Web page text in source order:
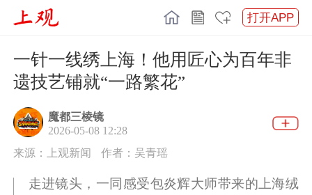
打开APP
一针一线绣上海！他用匠心为百年非
遗技艺铺就“一路繁花”
魔都三棱镜
2026-05-08 12:28
来源：上观新闻
作者：吴青瑶
走进镜头，一同感受包炎辉大师带来的上海绒